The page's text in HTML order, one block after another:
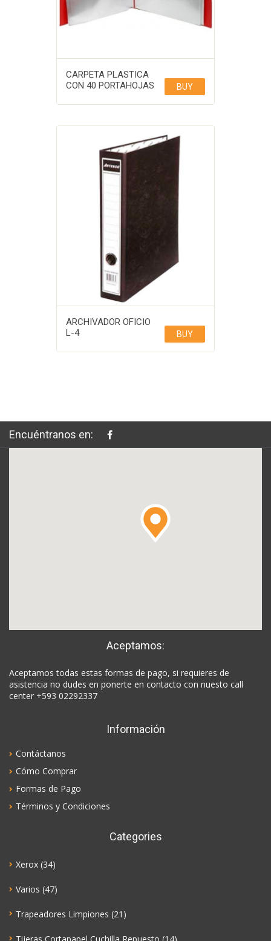
CARPETA PLASTICA
CON 40 PORTAHOJAS
BUY
ARCHIVADOR OFICIO
L-4
BUY
Encuéntranos en:
Aceptamos:
Aceptamos todas estas formas de pago, si requieres de
asistencia no dudes en ponerte en contacto con nuesto call
center +593 02292337
Información
Contáctanos
Cómo Comprar
Formas de Pago
Términos y Condiciones
Categories
Xerox (34)
Varios (47)
Trapeadores Limpiones (21)
Tijeras Cortapapel Cuchilla Repuesto (14)